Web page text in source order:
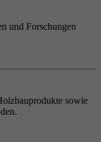
und Forschungen
sowie